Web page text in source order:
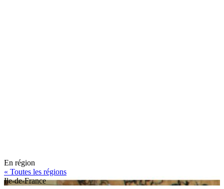
En région
« Toutes les régions
Ile-de-France